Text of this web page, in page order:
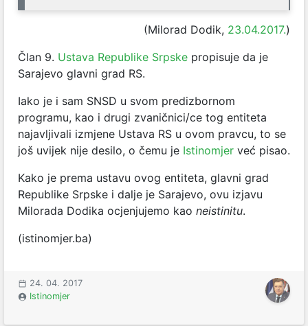
(Milorad Dodik, 23.04.2017.)
Član 9. Ustava Republike Srpske propisuje da je
Sarajevo glavni grad RS.
Iako je i sam SNSD u svom predizbornom
programu, kao i drugi zvaničnici/ce tog entiteta
najavljivali izmjene Ustava RS u ovom pravcu, to se
još uvijek nije desilo, o čemu je Istinomjer već pisao.
Kako je prema ustavu ovog entiteta, glavni grad
Republike Srpske i dalje je Sarajevo, ovu izjavu
Milorada Dodika ocjenjujemo kao neistinitu.
(istinomjer.ba)
24. 04. 2017
Istinomjer